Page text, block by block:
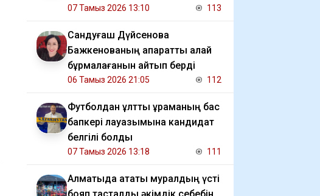
07 Тамыз 2026 13:10 113
Сандуғаш Дүйсенова
Бажкенованың ақпаратты қалай
бұрмалағанын айтып берді
06 Тамыз 2026 21:05 112
Футболдан ұлттық құраманың бас
бапкері лауазымына кандидат
белгілі болды
07 Тамыз 2026 13:18 111
Алматыда атақты муралдың үсті